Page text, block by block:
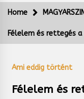
Home
Félelem és rettegés a
Ami eddig történt
Félelem és